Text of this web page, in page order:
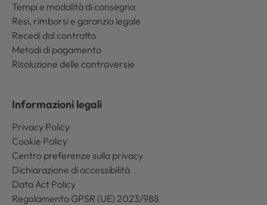
Tempi e modalità di consegna
Resi, rimborsi e garanzia legale
Recedi dal contratto
Metodi di pagamento
Risoluzione delle controversie
Informazioni legali
Privacy Policy
Cookie Policy
Centro preferenze sulla privacy
Dichiarazione di accessibilità
Data Act Policy
Regolamento GPSR (UE) 2023/988